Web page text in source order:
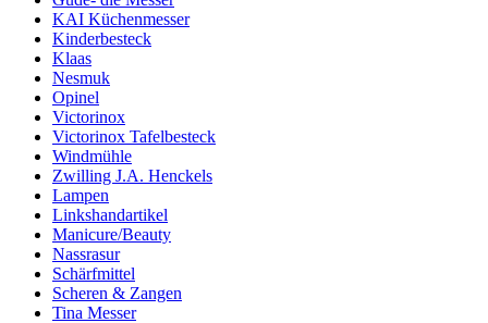
KAI Küchenmesser
Kinderbesteck
Klaas
Nesmuk
Opinel
Victorinox
Victorinox Tafelbesteck
Windmühle
Zwilling J.A. Henckels
Lampen
Linkshandartikel
Manicure/Beauty
Nassrasur
Schärfmittel
Scheren & Zangen
Tina Messer